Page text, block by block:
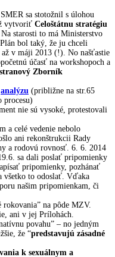
sa stotožnil s úlohou
vytvoriť Celoštátnu stratégiu
starosti to má Ministerstvo
bol taký, že ju chceli
v máji 2013 (!). No našťastie
účasť na workshopoch a
Zborník
analýzu (približne na str.65
procesu)
nie sú vysoké, protestovali
a celé vedenie nebolo
ani rekonštrukcii Rady
a rodovú rovnosť. 6. 6. 2014
sa dali poslať pripomienky
pripomienky, pozhánať
všetko to odoslať. Vďaka
našim pripomienkam, či
rokovania” na pôde MZV.
ani v jej Prílohách.
povahu” – no jedným
že “predstavujú zásadné
k sexuálnym a